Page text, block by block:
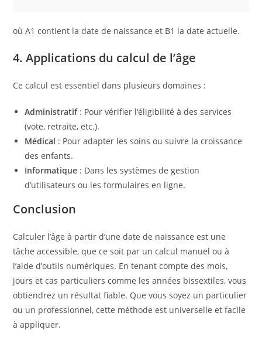
où A1 contient la date de naissance et B1 la date actuelle.
4. Applications du calcul de l’âge
Ce calcul est essentiel dans plusieurs domaines :
Administratif: Pour vérifier l’éligibilité à des services
(vote, retraite, etc.).
Médical : Pour adapter les soins ou suivre la croissance
des enfants.
Informatique : Dans les systèmes de gestion
d’utilisateurs ou les formulaires en ligne.
Conclusion
Calculer l’âge à partir d’une date de naissance est une
tâche accessible, que ce soit par un calcul manuel ou à
l’aide d’outils numériques. En tenant compte des mois,
jours et cas particuliers comme les années bissextiles, vous
obtiendrez un résultat fiable. Que vous soyez un particulier
ou un professionnel, cette méthode est universelle et facile
à appliquer.